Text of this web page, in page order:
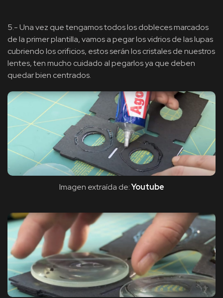
5.- Una vez que tengamos todos los dobleces marcados
de la primer plantilla, vamos a pegar los vidrios de las lupas
cubriendo los orificios, estos serán los cristales de nuestros
lentes, ten mucho cuidado al pegarlos ya que deben
quedar bien centrados.
Imagen extraída de:Youtube